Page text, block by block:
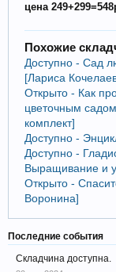
цена
Похожие
Доступно - Сад
[Лариса
Открыто - Как
цветочным
комплект]
Доступно -
Доступно -
Выращивание и
Открыто -
Воронина]
Последние события
Складчина доступна.